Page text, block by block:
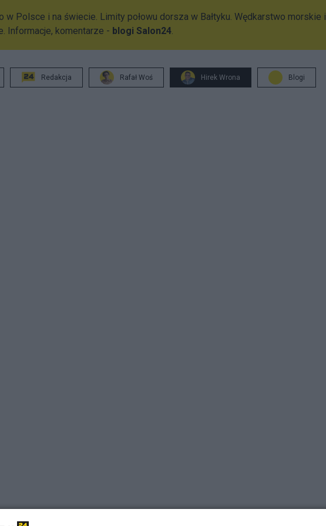
w Polsce i na świecie. Limity połowu dorsza w Bałtyku. Wędkarstwo morskie i
Informacje, komentarze - blogi Salon24.
Redakcja Rafał Woś Hirek Wrona Blogi